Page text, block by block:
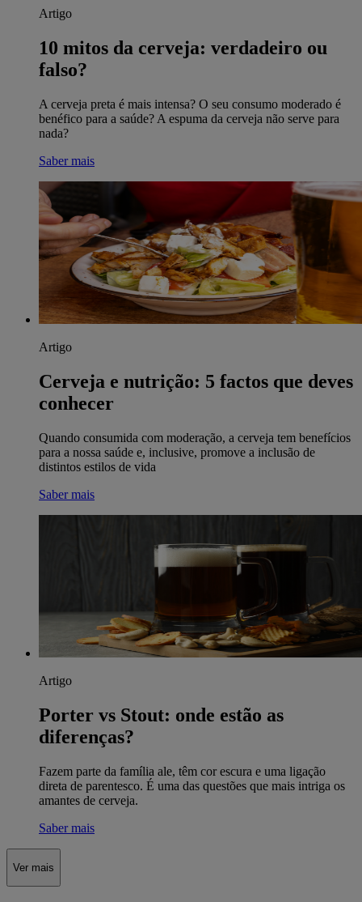
Artigo
10 mitos da cerveja: verdadeiro ou
falso?
A cerveja preta é mais intensa? O seu consumo moderado é
benéfico para a saúde? A espuma da cerveja não serve para
nada?
Saber mais
Artigo
Cerveja e nutrição: 5 factos que deves
conhecer
Quando consumida com moderação, a cerveja tem benefícios
para a nossa saúde e, inclusive, promove a inclusão de
distintos estilos de vida
Saber mais
Artigo
Porter vs Stout: onde estão as
diferenças?
Fazem parte da família ale, têm cor escura e uma ligação
direta de parentesco. É uma das questões que mais intriga os
amantes de cerveja.
Saber mais
Ver mais